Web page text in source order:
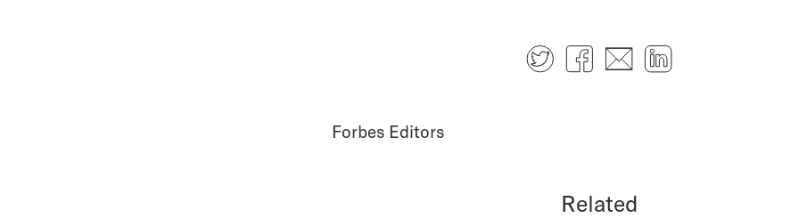
TwitterFacebook
E-mail
Forbes Editors
Related